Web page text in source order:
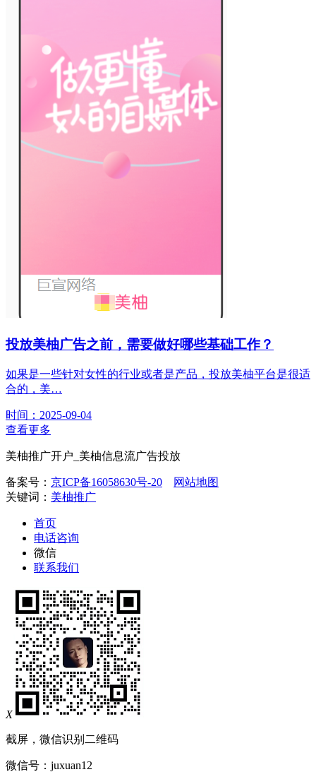
投放美柚广告之前，需要做好哪些基础工作？
如果是一些针对女性的行业或者是产品，投放美柚平台是很适
合的，美…
时间：2025-09-04
查看更多
美柚推广开户_美柚信息流广告投放
备案号： 京ICP备16058630号-20
网站地图
关键词： 美柚推广
首页
电话咨询
微信
联系我们
X
截屏，微信识别二维码
微信号： juxuan12